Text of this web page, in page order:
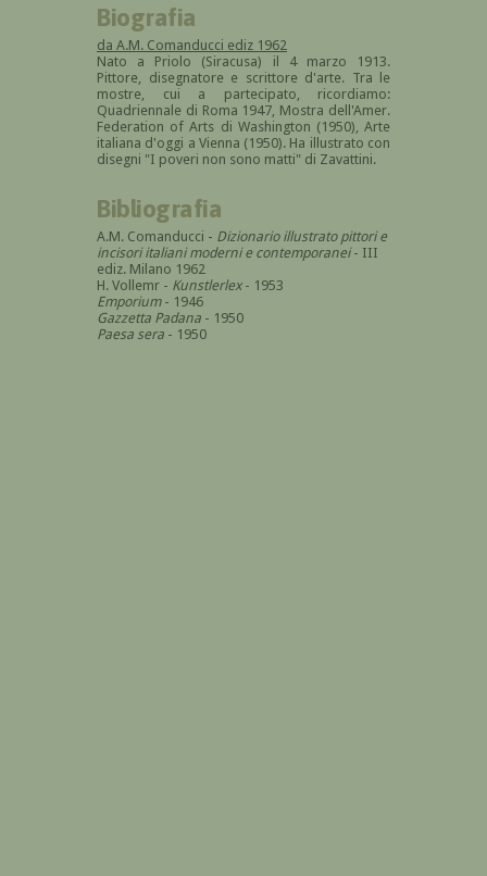
Biografia
da A.M. Comanducci ediz 1962
Nato a Priolo (Siracusa) il 4 marzo 1913.
Pittore, disegnatore e scrittore d'arte. Tra le
mostre, cui a partecipato, ricordiamo:
Quadriennale di Roma 1947, Mostra dell'Amer.
Federation of Arts di Washington (1950), Arte
italiana d'oggi a Vienna (1950). Ha illustrato con
disegni "I poveri non sono matti" di Zavattini.
Bibliografia
A.M. Comanducci - Dizionario illustrato pittori e
incisori italiani moderni e contemporanei- III
ediz. Milano 1962
H. Vollemr - Kunstlerlex- 1953
Emporium- 1946
Gazzetta Padana - 1950
Paesa sera - 1950